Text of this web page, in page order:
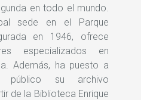
en todo el mundo.
sede en el Parque
en 1946, ofrece
especializados en
Además, ha puesto a
público su archivo
de la Biblioteca Enrique